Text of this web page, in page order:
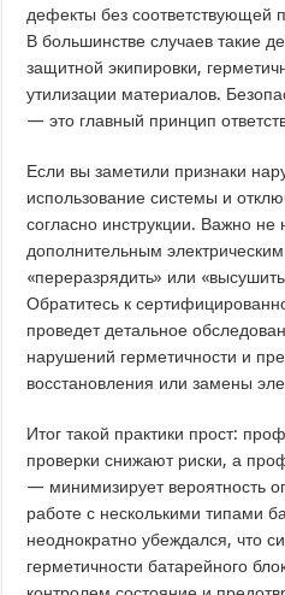
дефекты без соответствующей
В большинстве случаев такие
защитной экипировки,
утилизации материалов.
— это главный принцип
Если вы заметили признаки
использование системы и
согласно инструкции. Важно не
дополнительным
«переразрядить» или
Обратитесь к
проведет детальное
нарушений герметичности и
восстановления или замены
Итог такой практики прост:
проверки снижают риски, а
— минимизирует вероятность
работе с несколькими типами
неоднократно убеждался, что
герметичности батарейного